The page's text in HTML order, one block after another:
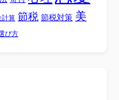
計算 節税 節税対策 美
び方